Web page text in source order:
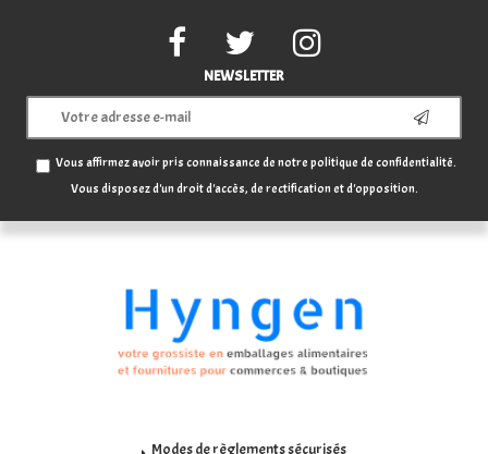
NEWSLETTER
Vous affirmez avoir pris connaissance de notre politique de confidentialité.
Vous disposez d'un droit d'accès, de rectification et d'opposition.
Modes de règlements sécurisés